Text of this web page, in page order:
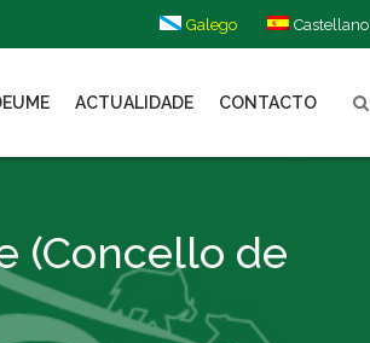
Galego Castellano
ACTUALIDADE CONTACTO
(Concello de